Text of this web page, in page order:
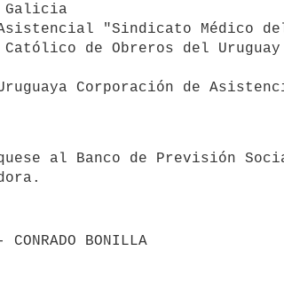
Galicia
"Sindicato Médico
Católico de Obreros del
CONRADO BONILLA